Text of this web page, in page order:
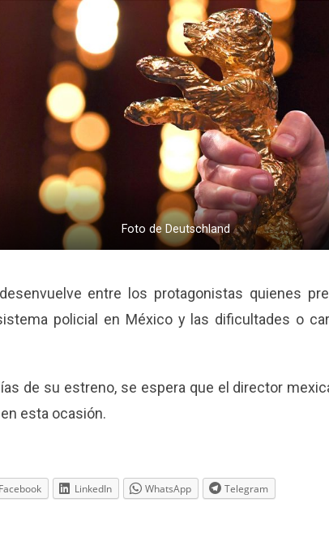
Foto de Deutschland
entre los protagonistas quienes
policial en México y las dificultades o
de su estreno, se espera que el director
esta ocasión.
Facebook LinkedIn WhatsApp Telegram